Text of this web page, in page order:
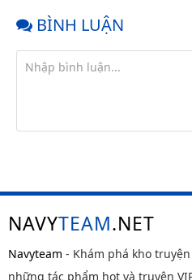
Chap 88
Chap 87
Chap 83
Chap 82
BÌNH LUẬN
NAVYTEAM.NET
Navyteam - Khám phá kho
những tác phẩm hot và truyện